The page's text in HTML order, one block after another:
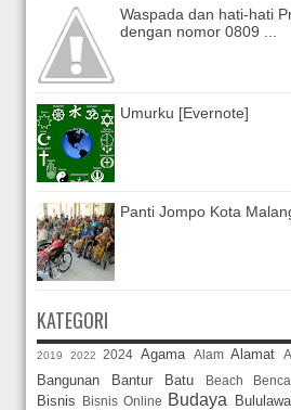
Waspada dan hati-hati
dengan nomor 0809 ...
Umurku [Evernote]
Panti Jompo Kota
KATEGORI
2019 2022 2024 Agama Alam Alamat
Bangunan Bantur Batu Beach
Bisnis Bisnis Online Budaya